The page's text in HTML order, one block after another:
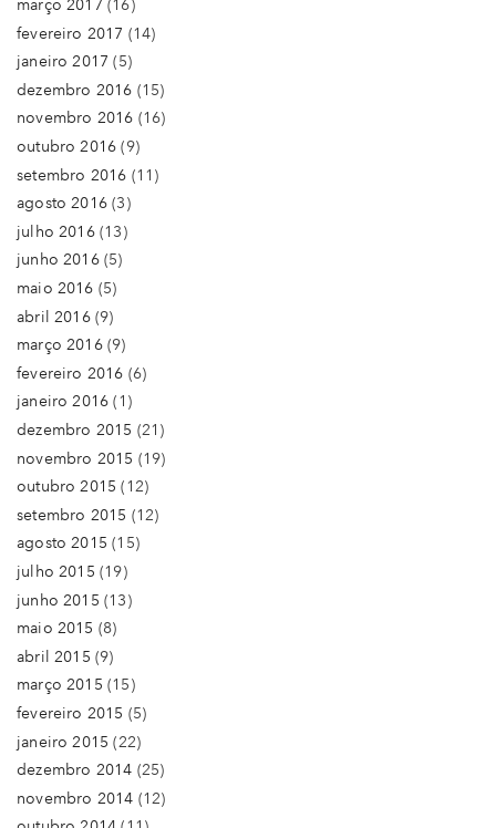
março 2017 (16)
fevereiro 2017 (14)
janeiro 2017 (5)
dezembro 2016 (15)
novembro 2016 (16)
outubro 2016 (9)
setembro 2016 (11)
agosto 2016(3)
julho 2016(13)
junho 2016(5)
maio 2016 (5)
abril 2016(9)
março 2016(9)
fevereiro 2016 (6)
janeiro 2016 (1)
dezembro 2015 (21)
novembro 2015 (19)
outubro 2015 (12)
setembro 2015 (12)
agosto 2015 (15)
julho 2015 (19)
junho 2015 (13)
maio 2015 (8)
abril 2015 (9)
março 2015 (15)
fevereiro 2015 (5)
janeiro 2015 (22)
dezembro 2014 (25)
novembro 2014 (12)